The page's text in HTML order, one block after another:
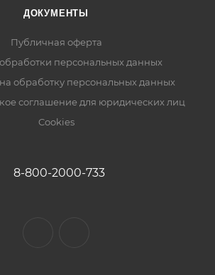
ДОКУМЕНТЫ
Публичная оферта
персональных данных
обработку персональных данных
соглашение для юридических лиц
Cookies
8-800-2000-733